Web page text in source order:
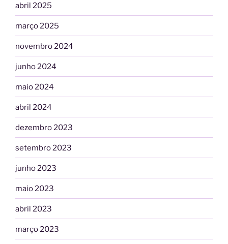
abril 2025
março 2025
novembro 2024
junho 2024
maio 2024
abril 2024
dezembro 2023
setembro 2023
junho 2023
maio 2023
abril 2023
março 2023